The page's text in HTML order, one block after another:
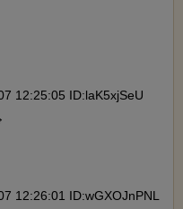
12:25:05 ID:laK5xjSeU
12:26:01 ID:wGXOJnPNL